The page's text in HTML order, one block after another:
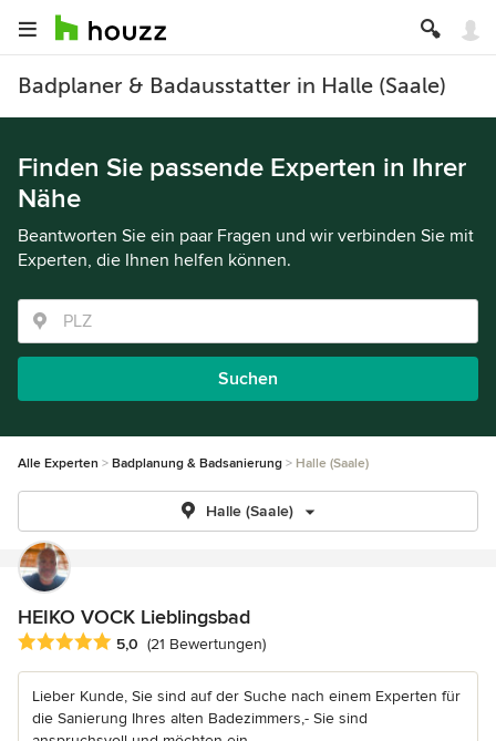
Badplaner & Badausstatter in Halle (Saale)
Finden Sie passende Experten in Ihrer
Nähe
Beantworten Sie ein paar Fragen und wir verbinden Sie mit
Experten, die Ihnen helfen können.
Suchen
Alle Experten Badplanung & Badsanierung Halle (Saale)
Halle (Saale)
HEIKO VOCK Lieblingsbad
Durchschnittliche Bewertung: 5 von 5 Sternen
5,0 (21 Bewertungen)
Lieber Kunde, Sie sind auf der Suche nach einem Experten für
die Sanierung Ihres alten Badezimmers,- Sie sind